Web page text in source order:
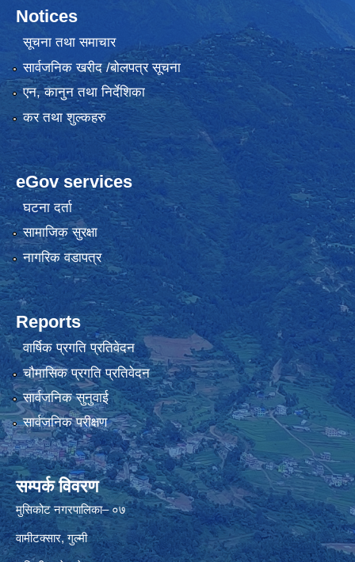
Notices
सूचना तथा समाचार
सार्वजनिक खरीद /बोलपत्र सूचना
एन, कानुन तथा निर्देशिका
कर तथा शुल्कहरु
eGov services
घटना दर्ता
सामाजिक सुरक्षा
नागरिक वडापत्र
Reports
वार्षिक प्रगति प्रतिवेदन
चौमासिक प्रगति प्रतिवेदन
सार्वजनिक सुनुवाई
सार्वजनिक परीक्षण
सम्पर्क विवरण
मुसिकोट नगरपालिका– ०७
वामीटक्सार, गुल्मी